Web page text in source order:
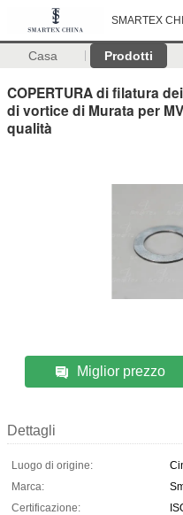
SMARTEX
Casa Prodotti
COPERTURA di filatura
di vortice di Murata per
qualità
Miglior prezzo
Dettagli
Luogo di origine:
Marca:
Certificazione: